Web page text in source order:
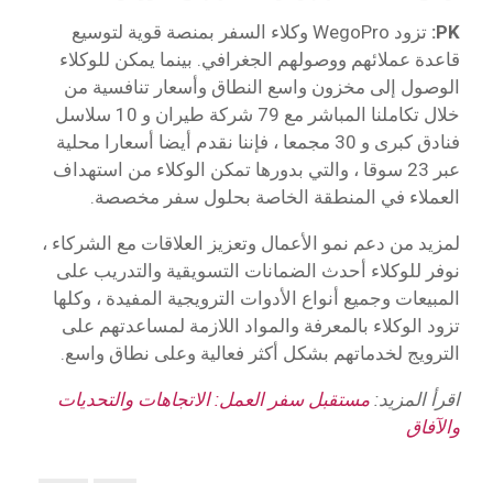
PK:
تزود WegoPro وكلاء السفر بمنصة قوية لتوسيع
قاعدة عملائهم ووصولهم الجغرافي. بينما يمكن للوكلاء
الوصول إلى مخزون واسع النطاق وأسعار تنافسية من
خلال تكاملنا المباشر مع 79 شركة طيران و 10 سلاسل
فنادق كبرى و 30 مجمعا ، فإننا نقدم أيضا أسعارا محلية
عبر 23 سوقا ، والتي بدورها تمكن الوكلاء من استهداف
العملاء في المنطقة الخاصة بحلول سفر مخصصة.
لمزيد من دعم نمو الأعمال وتعزيز العلاقات مع الشركاء ،
نوفر للوكلاء أحدث الضمانات التسويقية والتدريب على
المبيعات وجميع أنواع الأدوات الترويجية المفيدة ، وكلها
تزود الوكلاء بالمعرفة والمواد اللازمة لمساعدتهم على
الترويج لخدماتهم بشكل أكثر فعالية وعلى نطاق واسع.
اقرأ المزيد: مستقبل سفر العمل: الاتجاهات والتحديات
والآفاق